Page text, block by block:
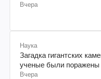
Вчера
Наука
Загадка гигантских
ученые были поражены
Вчера